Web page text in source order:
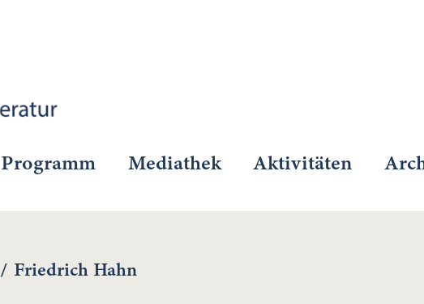
Programm Mediathek Aktivitäten
/ Friedrich Hahn